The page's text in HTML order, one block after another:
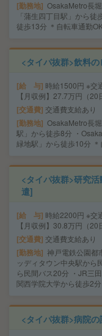
勤務地 OsakaMetro長
「蒲生四丁目駅」から
徒歩13分 ＊自転車通勤OK
<タイパ抜群>飲料
給 与 時給1500円 ※交
【月収例】27.7万円（20
交通費 交通費支給あり
勤務地 OsakaMetro長
駅」から徒歩8分 ・
緑地駅」から徒歩10分
<タイパ抜群>研究
遣]
給 与 時給2200円 ※交
【月収例】30.8万円（20
交通費 交通費支給あり
勤務地 神戸電鉄公園都
ッディタウン中央駅から
ら民間バス20分 ・JR三
関西学院大学から徒歩2分
<タイパ抜群>病院